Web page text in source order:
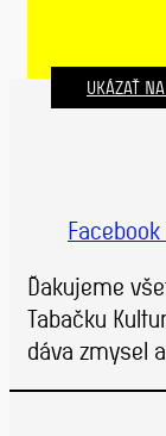
UKÁZAŤ
Facebook
Ďakujeme
Tabačku
dáva zmysel